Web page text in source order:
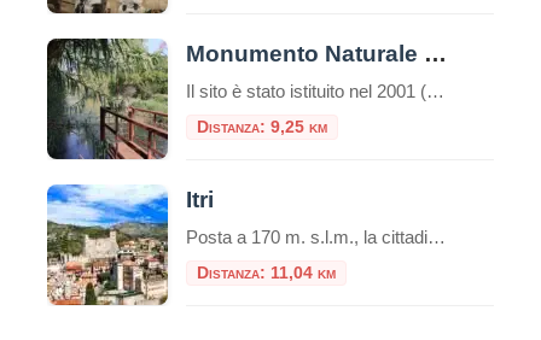
Monumento Naturale Mola della Corte – Settecannelle – Capodacqua
Il sito è stato istituito nel 2001 (D.P.R.L. 21 giugno 2001, n. 344) come area protetta di tipo “Monumento Naturale”, con la gestione affidata al Parco Naturale dei Monti Aurunci. Si estende su circa 4 ettari e conserva testimonianze del paesaggio naturale pre-bonifica nella piana di Fondi. Fin dal Seicento l’area è stata oggetto di contese […]
Distanza: 9,25 km
Itri
Posta a 170 m. s.l.m., la cittadina di Itri sorge in una caratteristica vallata tra le falde occidentali dei monti Aurunci (passo di San Donato), a soli 8 km dalla costa. Castello di Itri Si trova lungo il percorso della via Appia, tra Fondi (co
Distanza: 11,04 km